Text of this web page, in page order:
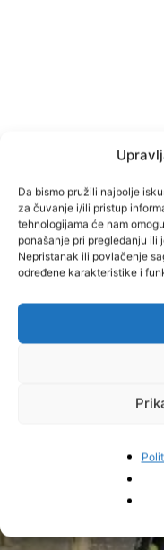
Da bismo pružili najbolje
za čuvanje i/ili pristup
tehnologijama će nam
ponašanje pri pregledanju
Nepristanak ili povlačenje
određene karakteristike i